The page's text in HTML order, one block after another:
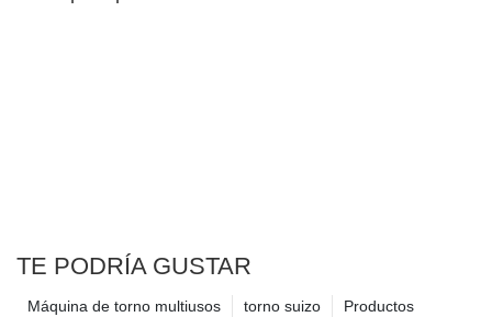
TE PODRÍA GUSTAR
Productos
torno suizo
Máquina de torno multiusos